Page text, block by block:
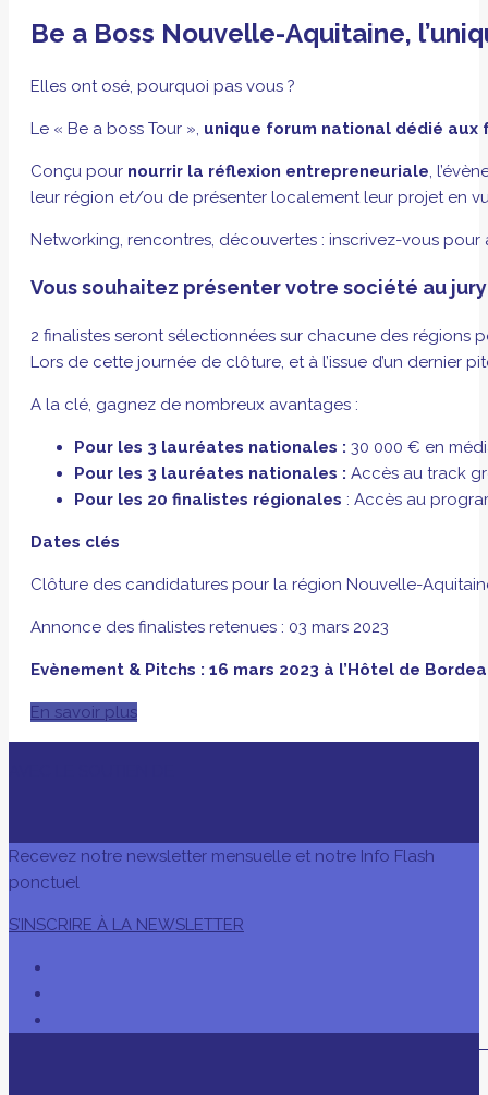
Be a Boss Nouvelle-Aquitaine,
Elles ont osé, pourquoi pas vous ?
Le « Be a boss Tour », unique forum national dédié aux
Conçu pour nourrir la réflexion entrepreneuriale,
leur région et/ou de présenter localement leur projet en
Networking, rencontres, découvertes : inscrivez-vous
Vous souhaitez présenter votre société au
2 finalistes seront sélectionnées sur chacune des régions
Lors de cette journée de clôture, et à l’issue d’un dernier
A la clé, gagnez de nombreux avantages :
Pour les 3 lauréates nationales : 30 000 € en
Pour les 3 lauréates nationales : Accès au track
Pour les 20 finalistes régionales : Accès au
Dates clés
Clôture des candidatures pour la région Nouvelle-
Annonce des finalistes retenues : 03 mars 2023
Evènement & Pitchs : 16 mars 2023 à l’Hôtel de
En savoir plus
Recevez notre newsletter mensuelle et notre Info Flash
ponctuel
S’INSCRIRE À LA NEWSLETTER